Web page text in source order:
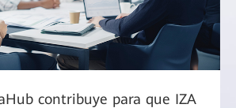
contribuye para que IZA